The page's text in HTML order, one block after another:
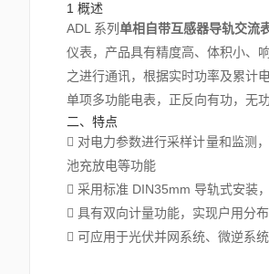
1 概述
ADL 系列单相自带互感器导轨交流
仪表，产品具有精度高、体积小、
之进行通讯，根据实时功率及累计
单项多功能电表，正反向有功，无
二、特点
 对电力参数进行采样计量和监测
池充放电等功能
 采用标准 DIN35mm 导轨式安装
 具有双向计量功能，实现户用分
 可应用于光伏并网系统、微逆系